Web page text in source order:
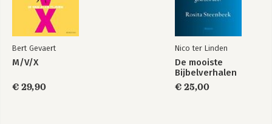
Bert Gevaert
M/V/X
€ 29,90
Nico ter Linden
De mooiste
Bijbelverhalen
€ 25,00